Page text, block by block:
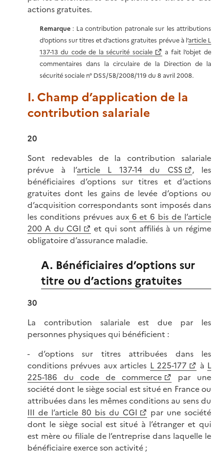
actions gratuites.
Remarque: La contribution patronale sur les attributions
d’options sur titres et d’actions gratuites prévue à l’article L
137-13 du code de la sécurité sociale
a fait l’objet de
commentaires dans la circulaire de la Direction de la
sécurité sociale n° DSS/5B/2008/119 du 8 avril 2008.
I. Champ d’application de la
contribution salariale
20
Sont redevables de la contribution salariale
prévue à l’article L 137-14 du CSS
, les
bénéficiaires d’options sur titres et d’actions
gratuites dont les gains de levée d’options ou
d’acquisition correspondants sont imposés dans
les conditions prévues aux6 et 6 bis de l’article
200 A du CGI
et qui sont affiliés à un régime
obligatoire d’assurance maladie.
A. Bénéficiaires d’options sur
titre ou d’actions gratuites
30
La contribution salariale est due par les
personnes physiques qui bénéficient :
- d’options sur titres attribuées dans les
conditions prévues aux articles L 225-177 à L
225-186 du code de commerce
par une
société dont le siège social est situé en France ou
attribuées dans les mêmes conditions au sens du
III de l’article 80 bis du CGI
par une société
dont le siège social est situé à l’étranger et qui
est mère ou filiale de l’entreprise dans laquelle le
bénéficiaire exerce son activité ;